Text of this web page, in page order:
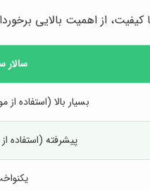
کیفیت، از اهمیت بالایی
بسیار بالا (استفاده
پیشرفته (استفاده